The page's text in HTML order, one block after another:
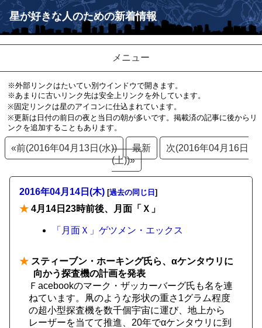
星が好きな人のための新着情報
メニュー
※外部リンクはたいてい別ウインドウで開きます。
※あまりに古いリンク先は安全上リンクを外しています。
※固定リンクは星のアイコンに仕込まれています。
※更新は日付の前日の夜と当日の朝が多いです。掲載済の記事に後からリ
ンクを追加することもあります。
«前(2016年04月13日(水)) 最新
次(2016年04月16日
(土))»
2016年04月14日(木) [過去の同じ日 ]
★ 4月14日23時前後、月面「Ｘ」
「月面Ｘ」ゲツメン・エックス
★ スティーブン・ホーキング氏ら、αケンタウリに
向かう探査機の計画を発表
Ｆacebookのマーク・ザッカーバーグ氏も名を連
ねています。凧のような形状の重さ1グラム程度
の超小型探査機を数千個宇宙に運び、地上から
レーザーを当てて推進、20年でαケンタウリに到